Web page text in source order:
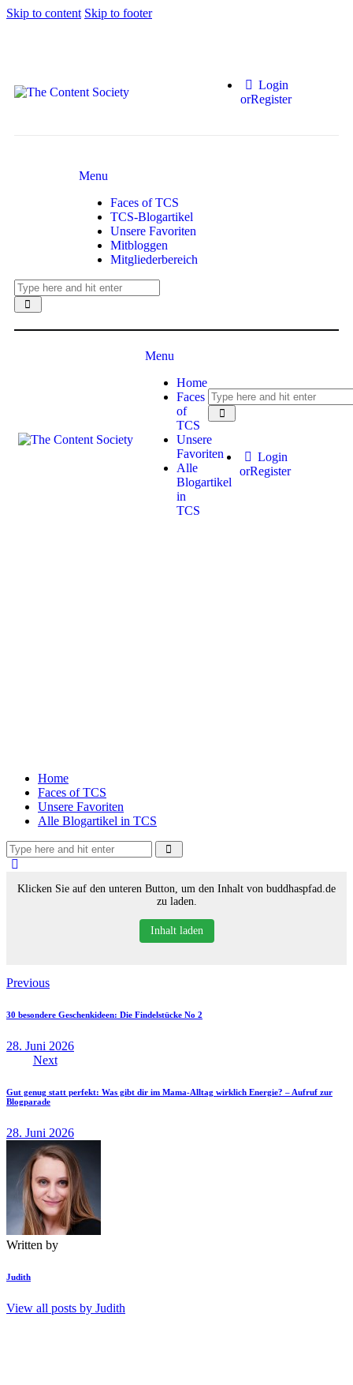
Skip to content Skip to footer
Login
orRegister
Menu
Faces of TCS
TCS-Blogartikel
Unsere Favoriten
Mitbloggen
Mitgliederbereich
Menu
Home
Faces
of
TCS
Unsere
Favoriten
Alle
Blogartikel
in
TCS
Login
orRegister
Home
Faces of TCS
Unsere Favoriten
Alle Blogartikel in TCS
Klicken Sie auf den unteren Button, um den Inhalt von buddhaspfad.de
zu laden.
Inhalt laden
Previous
30 besondere Geschenkideen: Die Findelstücke No 2
28. Juni 2026
Next
Gut genug statt perfekt: Was gibt dir im Mama-Alltag wirklich Energie? – Aufruf zur
Blogparade
28. Juni 2026
Written by
Judith
View all posts by Judith